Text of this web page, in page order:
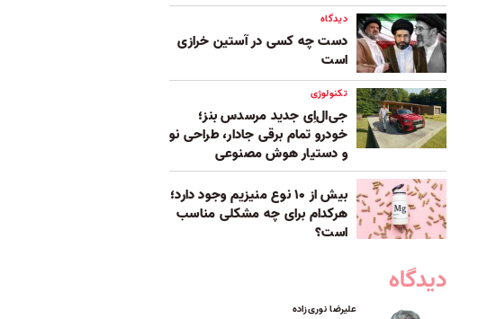
دیدگاه
دست چه کسی در آستین خرازی
است
تکنولوژی
جی‌ال‌اِی جدید مرسدس بنز؛
خودرو تمام برقی جادار، طراحی نو
و دستیار هوش مصنوعی
بیش از ۱۰ نوع منیزیم وجود دارد؛
هر‌کدام برای چه مشکلی مناسب‌
است؟
دیدگاه
علیرضا نوری‌زاده